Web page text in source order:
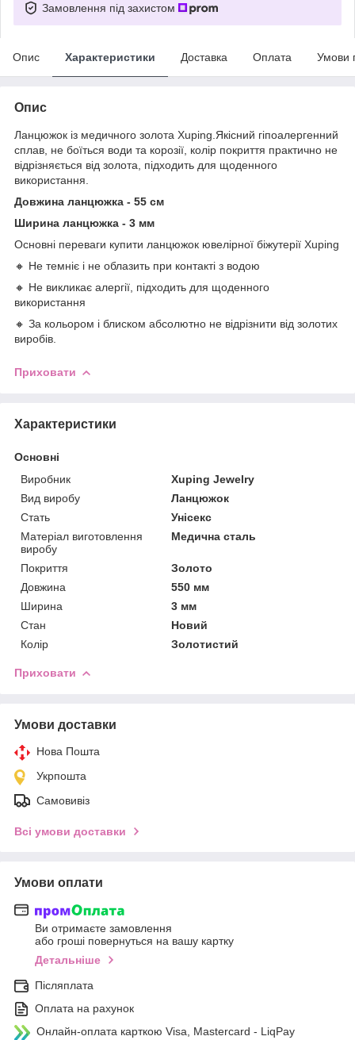
Замовлення під захистом
Опис Характеристики Доставка Оплата Умови
Опис
Ланцюжок із медичного золота Xuping.Якісний гіпоалергенний
сплав, не боїться води та корозії, колір покриття практично не
відрізняється від золота, підходить для щоденного
використання.
Довжина ланцюжка - 55 см
Ширина ланцюжка - 3 мм
Основні переваги купити ланцюжок ювелірної біжутерії Xuping
🔸 Не темніє і не облазить при контакті з водою
🔸 Не викликає алергії, підходить для щоденного
використання
🔸 За кольором і блиском абсолютно не відрізнити від золотих
виробів.
Приховати
Характеристики
Основні
Виробник
Xuping Jewelry
Вид виробу
Ланцюжок
Стать
Унісекс
Матеріал виготовлення
виробу
Медична сталь
Покриття
Золото
Довжина
550 мм
Ширина
3 мм
Стан
Новий
Колір
Золотистий
Приховати
Умови доставки
Нова Пошта
Укрпошта
Самовивіз
Всі умови доставки
Умови оплати
Ви отримаєте замовлення
або гроші повернуться на вашу картку
Детальніше
Післяплата
Оплата на рахунок
Онлайн-оплата карткою Visa, Mastercard - LiqPay